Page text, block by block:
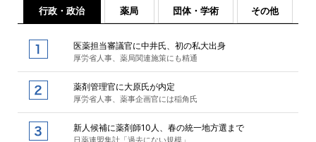
行政・政治 薬局 団体・学術 その他
医薬担当審議官に中井氏、初の私大出身
厚労省人事、薬局関連施策にも精通
薬剤管理官に大原氏が内定
厚労省人事、薬事企画官には稲角氏
新人候補に薬剤師10人、春の統一地方選まで
日薬連盟集計「過去にない規模」